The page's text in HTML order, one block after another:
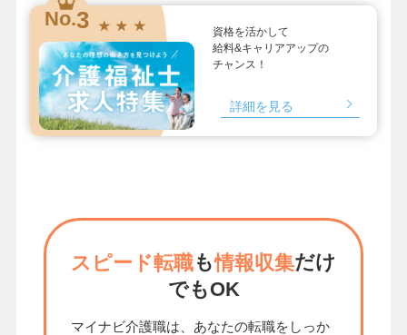
No.3 ★ ★ ★
資格を活かして
給料&キャリアアップの
チャンス！
詳細を見る
スピード転職も情報収集だけ
でもOK
マイナビ介護職は、あなたの転職をしっか